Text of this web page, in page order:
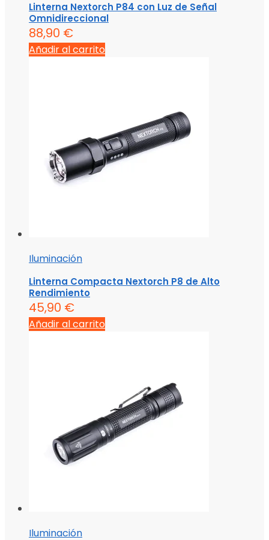
Linterna Nextorch P84 con Luz de Señal
Omnidireccional
88,90 €
Añadir al carrito
Iluminación
Linterna Compacta Nextorch P8 de Alto
Rendimiento
45,90 €
Añadir al carrito
Iluminación